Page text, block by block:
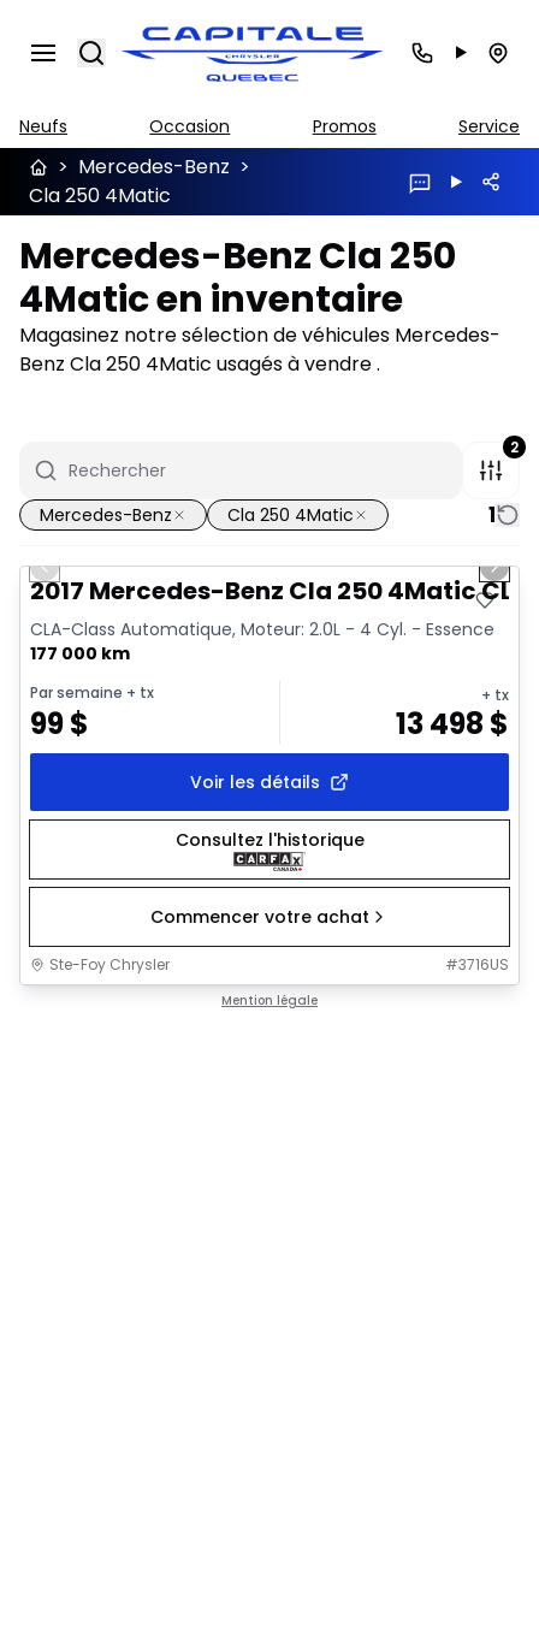
Search
Neufs Occasion Promos Service
> Mercedes-Benz >
Cla 250 4Matic
Mercedes-Benz Cla 250
4Matic en inventaire
Magasinez notre sélection de véhicules Mercedes-
Benz Cla 250 4Matic usagés à vendre .
2
Mercedes-Benz Cla 250 4Matic 1
Très bonne offre
Previous slide Next
2017 Mercedes-Benz Cla 250 4Matic
CLA-Class Automatique, Moteur: 2.0L - 4 Cyl. - Essence
177 000 km
Par semaine + tx
99$
+ tx
13 498 $
Voir les détails
Consultez l'historique
Commencer votre achat
Ste-Foy Chrysler #3716US
Mention légale